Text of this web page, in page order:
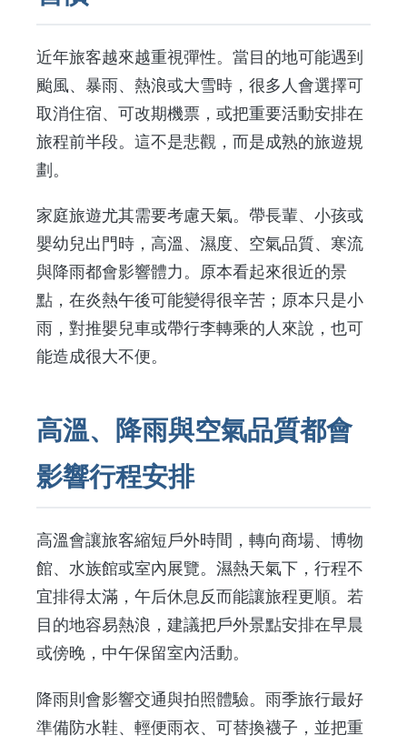
近年旅客越來越重視彈性。當目的地可能遇到
颱風、暴雨、熱浪或大雪時，很多人會選擇可
取消住宿、可改期機票，或把重要活動安排在
旅程前半段。這不是悲觀，而是成熟的旅遊規
劃。
家庭旅遊尤其需要考慮天氣。帶長輩、小孩或
嬰幼兒出門時，高溫、濕度、空氣品質、寒流
與降雨都會影響體力。原本看起來很近的景
點，在炎熱午後可能變得很辛苦；原本只是小
雨，對推嬰兒車或帶行李轉乘的人來說，也可
能造成很大不便。
高溫、降雨與空氣品質都會
影響行程安排
高溫會讓旅客縮短戶外時間，轉向商場、博物
館、水族館或室內展覽。濕熱天氣下，行程不
宜排得太滿，午后休息反而能讓旅程更順。若
目的地容易熱浪，建議把戶外景點安排在早晨
或傍晚，中午保留室內活動。
降雨則會影響交通與拍照體驗。雨季旅行最好
準備防水鞋、輕便雨衣、可替換襪子，並把重